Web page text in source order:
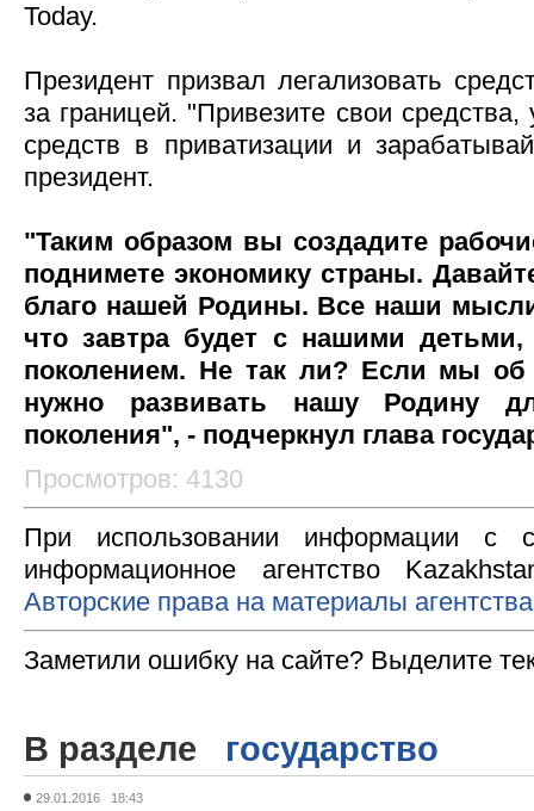
Today.
Президент призвал легализовать
за границей. "Привезите свои средства,
средств в приватизации и
президент.
"Таким образом вы создадите
поднимете экономику страны.
благо нашей Родины. Все наши
что завтра будет с нашими
поколением. Не так ли? Если мы об
нужно развивать нашу Родину
поколения", - подчеркнул глава
Просмотров: 4130
При использовании информации с
информационное агентство
Авторские права на материалы
Заметили ошибку на сайте? Выделите
В разделе государство
29.01.2016 18:43